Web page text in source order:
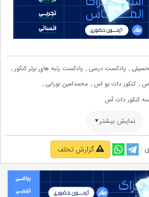
, پادکست درسی , پادکست رتبه های برتر کنکور ,
, کنکور دات یو اس , محمدامین نورانی ,
کنکور دات آس
نمایش بیشتر
: گزارش تخلف